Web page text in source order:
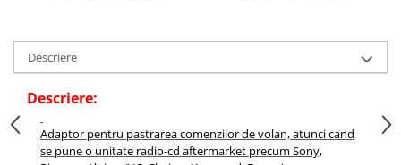
Descriere
Descriere:
Adaptor pentru pastrarea comenzilor de volan, atunci cand
se pune o unitate radio-cd aftermarket precum Sony,